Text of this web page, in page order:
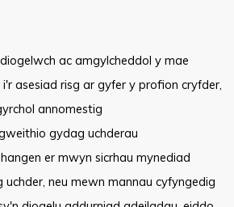
ac amgylcheddol y mae
asesiad risg ar gyfer y profion cryfder,
annomestig
gydag uchderau
er mwyn sicrhau mynediad
neu mewn mannau cyfyngedig